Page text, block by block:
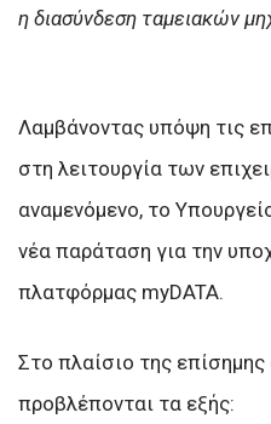
η διασύνδεση ταμειακών
Λαμβάνοντας υπόψη τις
στη λειτουργία των
αναμενόμενο, το
νέα παράταση για την
πλατφόρμας myDATA.
Στο πλαίσιο της
προβλέπονται τα εξής: